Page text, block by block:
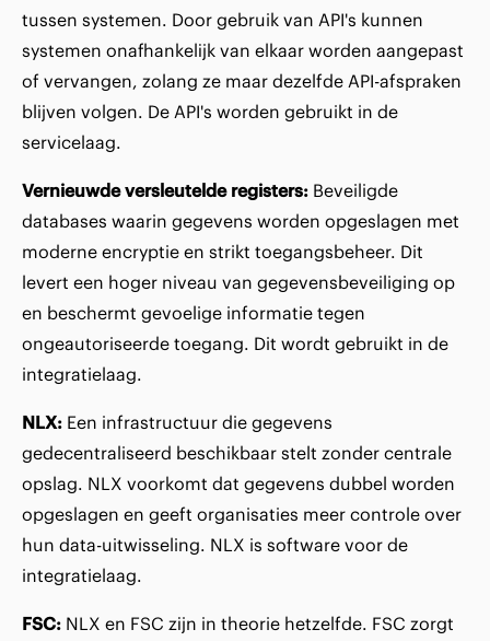
tussen systemen. Door gebruik van API's kunnen
systemen onafhankelijk van elkaar worden aangepast
of vervangen, zolang ze maar dezelfde API-afspraken
blijven volgen. De API's worden gebruikt in de
servicelaag.
Vernieuwde versleutelde registers: Beveiligde
databases waarin gegevens worden opgeslagen met
moderne encryptie en strikt toegangsbeheer. Dit
levert een hoger niveau van gegevensbeveiliging op
en beschermt gevoelige informatie tegen
ongeautoriseerde toegang. Dit wordt gebruikt in de
integratielaag.
NLX: Een infrastructuur die gegevens
gedecentraliseerd beschikbaar stelt zonder centrale
opslag. NLX voorkomt dat gegevens dubbel worden
opgeslagen en geeft organisaties meer controle over
hun data-uitwisseling. NLX is software voor de
integratielaag.
FSC: NLX en FSC zijn in theorie hetzelfde. FSC zorgt